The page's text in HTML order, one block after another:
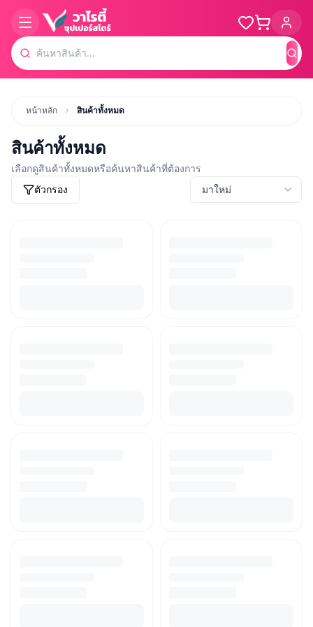
ค้น
หน้าหลัก สินค้าทั้งหมด
สินค้าทั้งหมด
เลือกดูสินค้าทั้งหมดหรือค้นหาสินค้าที่ต้องการ
ตัวกรอง